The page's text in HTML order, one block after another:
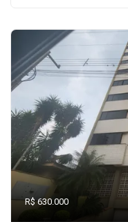
R$ 630.000